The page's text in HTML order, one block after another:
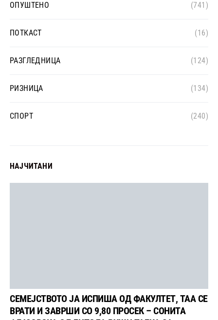
ОПУШТЕНО (741)
ПОТКАСТ (16)
РАЗГЛЕДНИЦА (124)
РИЗНИЦА (134)
СПОРТ (240)
НАЈЧИТАНИ
СЕМЕЈСТВОТО ЈА ИСПИША ОД ФАКУЛТЕТ, ТАА СЕ
ВРАТИ И ЗАВРШИ СО 9,80 ПРОСЕК – СОНИТА